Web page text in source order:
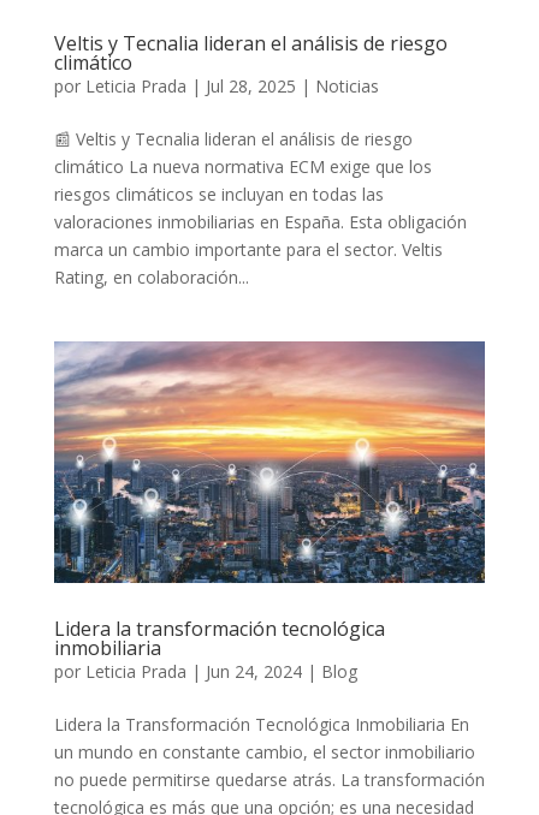
Veltis y Tecnalia lideran el análisis de riesgo
climático
por Leticia Prada | Jul 28, 2025 | Noticias
📰 Veltis y Tecnalia lideran el análisis de riesgo
climático La nueva normativa ECM exige que los
riesgos climáticos se incluyan en todas las
valoraciones inmobiliarias en España. Esta obligación
marca un cambio importante para el sector. Veltis
Rating, en colaboración...
Lidera la transformación tecnológica
inmobiliaria
por Leticia Prada | Jun 24, 2024| Blog
Lidera la Transformación Tecnológica Inmobiliaria En
un mundo en constante cambio, el sector inmobiliario
no puede permitirse quedarse atrás. La transformación
tecnológica es más que una opción; es una necesidad